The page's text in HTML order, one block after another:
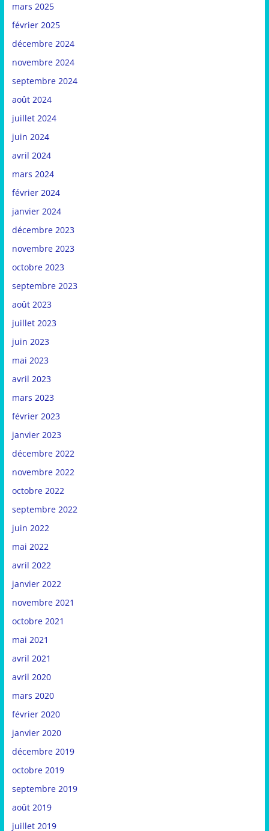
mars 2025
février 2025
décembre 2024
novembre 2024
septembre 2024
août 2024
juillet 2024
juin 2024
avril 2024
mars 2024
février 2024
janvier 2024
décembre 2023
novembre 2023
octobre 2023
septembre 2023
août 2023
juillet 2023
juin 2023
mai 2023
avril 2023
mars 2023
février 2023
janvier 2023
décembre 2022
novembre 2022
octobre 2022
septembre 2022
juin 2022
mai 2022
avril 2022
janvier 2022
novembre 2021
octobre 2021
mai 2021
avril 2021
avril 2020
mars 2020
février 2020
janvier 2020
décembre 2019
octobre 2019
septembre 2019
août 2019
juillet 2019